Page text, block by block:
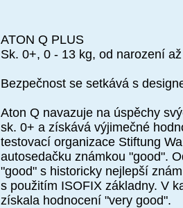
ATON Q PLUS
Sk. 0+, 0 - 13 kg, od narození
Bezpečnost se setkává s
Aton Q navazuje na úspěchy
sk. 0+ a získává výjimečné
testovací organizace Stiftung
autosedačku známkou "good".
"good" s historicky nejlepší
s použitím ISOFIX základny. V
získala hodnocení "very good".